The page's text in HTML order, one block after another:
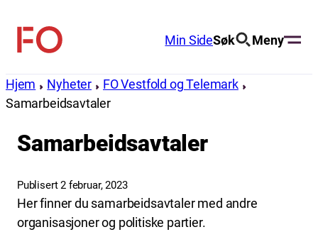
innhold
FO
Min SideSøk Meny
Hjem Nyheter
FO Vestfold og Telemark
Samarbeidsavtaler
Samarbeidsavtaler
Publisert 2 februar, 2023
Her finner du samarbeidsavtaler med andre
organisasjoner og politiske partier.